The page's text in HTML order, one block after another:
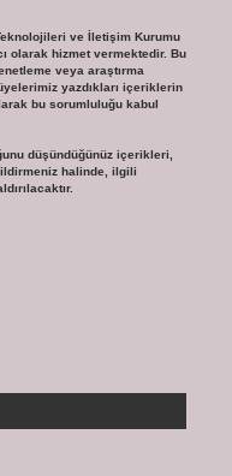
ve İletişim Kurumu
olarak hizmet vermektedir. Bu
veya araştırma
yazdıkları içeriklerin
bu sorumluluğu kabul
düşündüğünüz içerikleri,
halinde, ilgili